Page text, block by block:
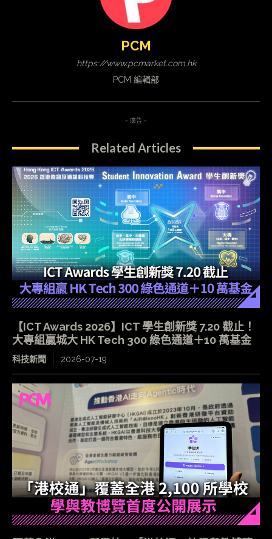
PCM
https://www.pcmarket.com.hk
PCM 編輯部
- 廣告 -
Related Articles
【ICT Awards 2026】ICT 學生創新獎 7.20 截止！
大專組贏城大 HK Tech 300 綠色通道＋10 萬基金
科技新聞 2026-07-19